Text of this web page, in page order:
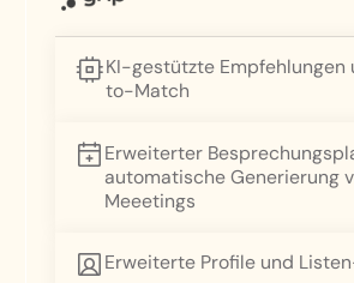
KI-gestützte Empfehlungen
to-Match
Erweiterter
automatische Generierung
Meeetings
Erweiterte Profile und